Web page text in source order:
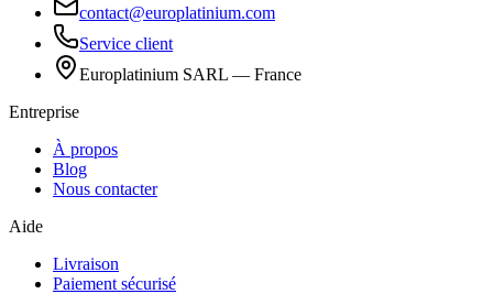
contact@europlatinium.com
Service client
Europlatinium SARL — France
Entreprise
À propos
Blog
Nous contacter
Aide
Livraison
Paiement sécurisé